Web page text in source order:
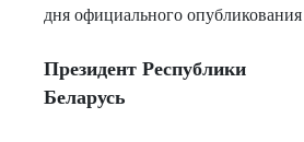
дня официального опубликования
Президент Республики
Беларусь